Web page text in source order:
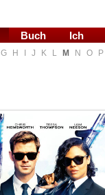
Buch Ich
G H J K L M N O P